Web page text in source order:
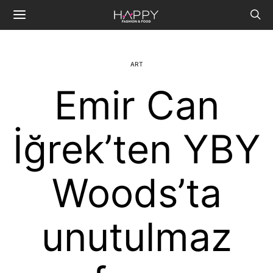
ART
Emir Can
İğrek’ten YBY
Woods’ta
unutulmaz